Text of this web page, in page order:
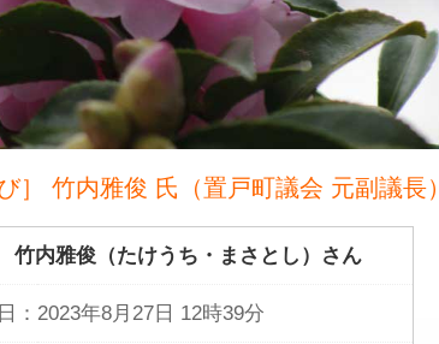
び］ 竹内雅俊 氏（置戸町議会 元副議長）
竹内雅俊（たけうち・まさとし）さん
： 2023年8月27日 12時39分